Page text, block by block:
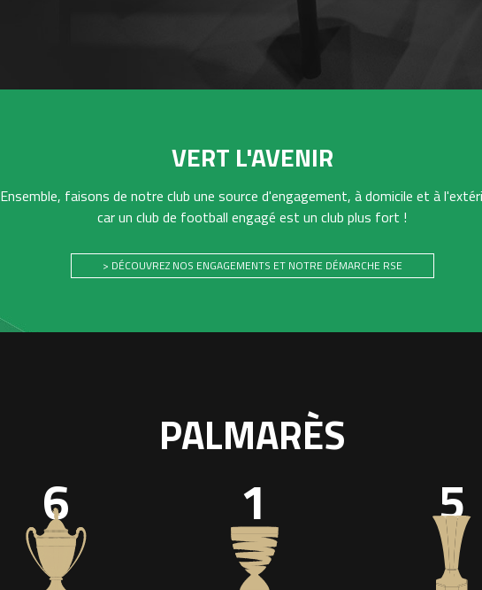
VERT L'AVENIR
Ensemble, faisons de notre club une source d'engagement, à domicile et à
car un club de football engagé est un club plus fort !
> DÉCOUVREZ NOS ENGAGEMENTS ET NOTRE DÉMARCHE RSE
PALMARÈS
6 1 5